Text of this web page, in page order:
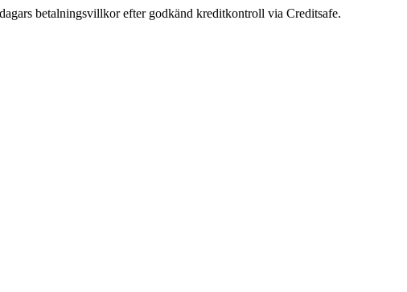
betalningsvillkor efter godkänd kreditkontroll via Creditsafe.